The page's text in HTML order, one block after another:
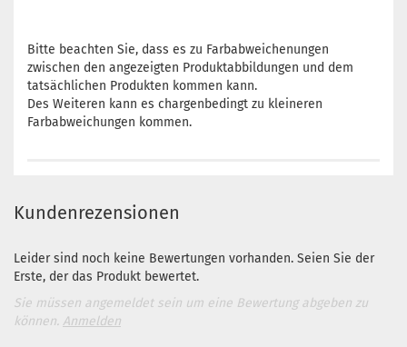
Bitte beachten Sie, dass es zu Farbabweichenungen
zwischen den angezeigten Produktabbildungen und dem
tatsächlichen Produkten kommen kann.
Des Weiteren kann es chargenbedingt zu kleineren
Farbabweichungen kommen.
Kundenrezensionen
Leider sind noch keine Bewertungen vorhanden. Seien Sie der
Erste, der das Produkt bewertet.
Sie müssen angemeldet sein um eine Bewertung abgeben zu
können. Anmelden